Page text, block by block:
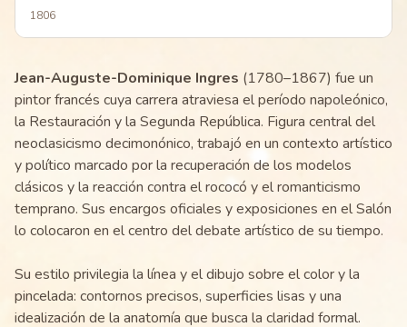
1806
Jean-Auguste-Dominique Ingres (1780–1867) fue un
pintor francés cuya carrera atraviesa el período napoleónico,
la Restauración y la Segunda República. Figura central del
neoclasicismo decimonónico, trabajó en un contexto artístico
y político marcado por la recuperación de los modelos
clásicos y la reacción contra el rococó y el romanticismo
temprano. Sus encargos oficiales y exposiciones en el Salón
lo colocaron en el centro del debate artístico de su tiempo.
Su estilo privilegia la línea y el dibujo sobre el color y la
pincelada: contornos precisos, superficies lisas y una
idealización de la anatomía que busca la claridad formal.